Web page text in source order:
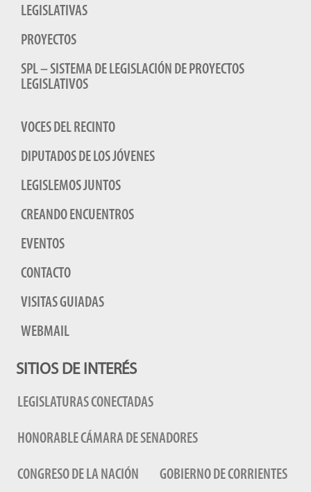
LEGISLATIVAS
PROYECTOS
SPL – SISTEMA DE LEGISLACIÓN DE PROYECTOS
LEGISLATIVOS
VOCES DEL RECINTO
DIPUTADOS DE LOS JÓVENES
LEGISLEMOS JUNTOS
CREANDO ENCUENTROS
EVENTOS
CONTACTO
VISITAS GUIADAS
WEBMAIL
SITIOS DE INTERÉS
LEGISLATURAS CONECTADAS
HONORABLE CÁMARA DE SENADORES
CONGRESO DE LA NACIÓN GOBIERNO DE CORRIENTES